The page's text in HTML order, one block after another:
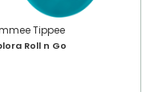
Tippee
Roll n Go